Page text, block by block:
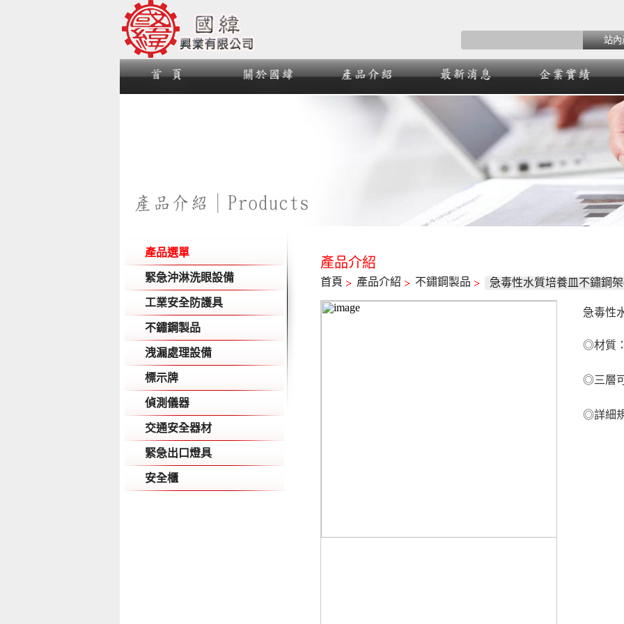
產品選單
緊急沖淋洗眼設備
工業安全防護具
不鏽鋼製品
洩漏處理設備
標示牌
偵測儀器
交通安全器材
緊急出口燈具
安全櫃
產品介紹
首頁 產品介紹 不鏽鋼製品 急毒性水質培養皿不鏽鋼
急毒性
◎材質
◎三層
◎詳細